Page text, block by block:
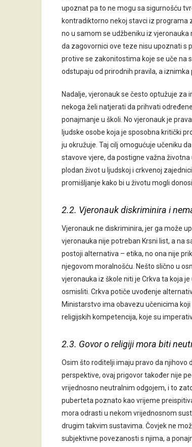
upoznat pa to ne mogu sa sigurnošću
kontradiktorno nekoj stavci iz programa
no u samom se udžbeniku iz
da zagovornici ove teze nisu upoznati s
protive se zakonitostima koje se uče na
odstupaju od prirodnih pravila, a iznimka
Nadalje, vjeronauk se često optužuje za
nekoga želi natjerati da prihvati
ponajmanje u školi. No vjeronauk je
ljudske osobe koja je sposobna kritički
ju okružuje. Taj cilj omogućuje učeniku
stavove vjere, da postigne važna
plodan život u ljudskoj i crkvenoj
promišljanje kako bi u životu mogli
2.2. Vjeronauk diskriminira i
Vjeronauk ne diskriminira, jer ga može
vjeronauka nije potreban Krsni list, a na
postoji alternativa – etika, no ona nije
njegovom moralnošću. Nešto slično u
vjeronauka iz škole niti je Crkva ta koja
osmisliti. Crkva potiče uvođenje
Ministarstvo ima obavezu učenicima
religijskih kompetencija, koje su
2.3. Govor o religiji mora biti
Osim što roditelji imaju pravo da
perspektive, ovaj prigovor također nije
vrijednosno neutralnim odgojem, i to
puberteta poznato kao vrijeme
mora odrasti u nekom vrijednosnom
drugim takvim sustavima. Čovjek ne
subjektivne povezanosti s njima, a